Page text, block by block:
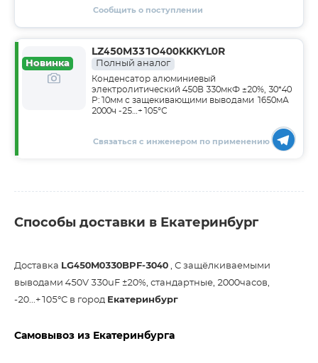
Сообщить о поступлении
Новинка
LZ450M331O400KKKYL0R
Полный аналог
Конденсатор алюминиевый
электролитический 450В 330мкФ ±20%, 30*40
P:10мм с защекивающими выводами 1650мА
2000ч -25…+105°С
Связаться с инженером по применению
Способы доставки в Екатеринбург
Доставка LG450M0330BPF-3040 , С защёлкиваемыми
выводами 450V 330uF ±20%, стандартные, 2000часов,
-20...+105°С в город Екатеринбург
Самовывоз из Екатеринбурга